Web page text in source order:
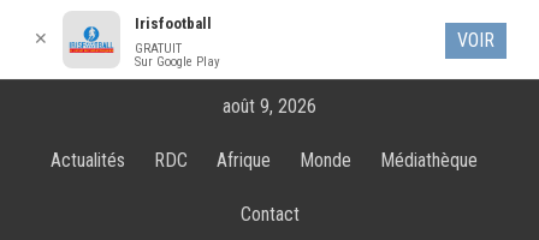
contenur
août 9, 2026
Actualités RDC Afrique Monde Médiathèque
Contact
✕
Irisfootball
GRATUIT
Sur Google Play
VOIR